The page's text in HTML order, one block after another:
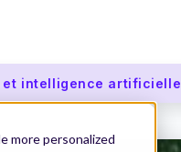
more personalized
et intelligence artificielle